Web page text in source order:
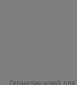
Герметик-клей